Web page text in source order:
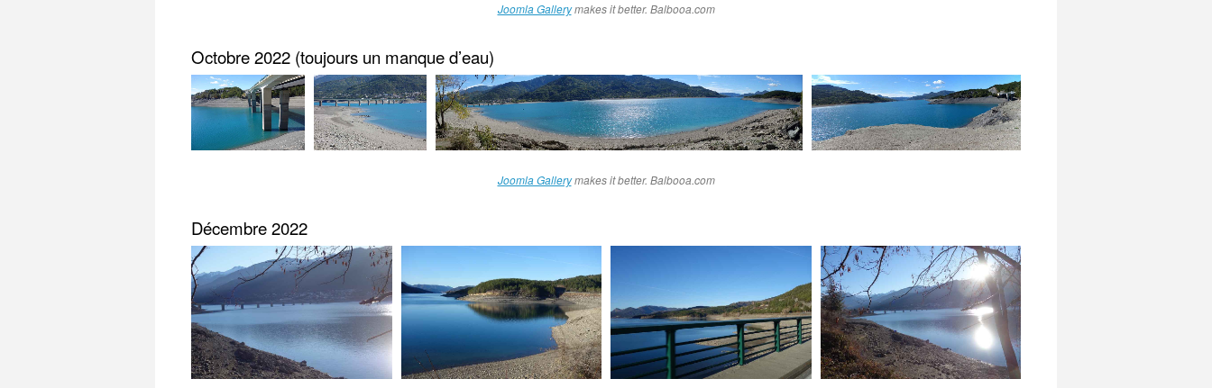
Joomla Gallerymakes it better. Balbooa.com
Octobre 2022 (toujours un manque d’eau)
Joomla Gallerymakes it better. Balbooa.com
Décembre 2022